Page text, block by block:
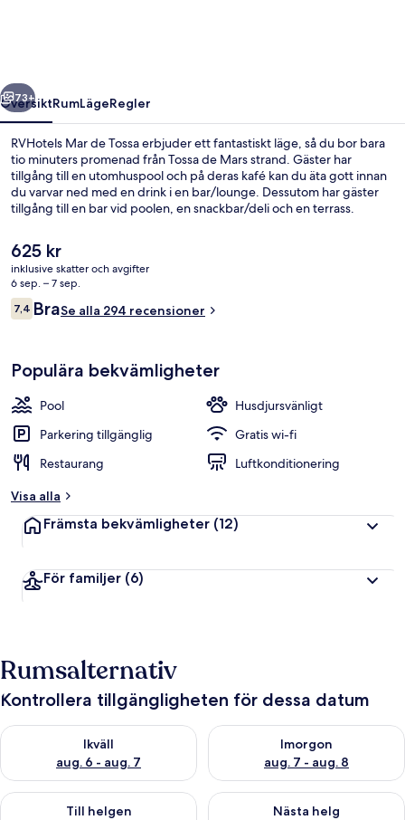
Nästa
73+
ÖversiktRumLägeRegler
RVHotels Mar de Tossa erbjuder ett fantastiskt läge, så du bor bara
tio minuters promenad från Tossa de Mars strand. Gäster har
tillgång till en utomhuspool och på deras kafé kan du äta gott innan
du varvar ned med en drink i en bar/lounge. Dessutom har gäster
tillgång till en bar vid poolen, en snackbar/deli och en terrass.
Det
nuvarande
priset
är
625 kr
625 kr
inklusive skatter och avgifter
6 sep. – 7 sep.
Recensioner
7,47,4 av 10,
BraSe alla 294 recensioner
Populära bekvämligheter
Pool
Husdjursvänligt
Parkering tillgänglig
Gratis wi-fi
Restaurang
Luftkonditionering
Visa alla
Främsta bekvämligheter (12)
För familjer (6)
Rumsalternativ
Kontrollera tillgängligheten för dessa datum
Ikväll
aug. 6 - aug. 7
Kontrollera tillgängligheten för ikväll aug. 6 - aug. 7
Imorgon
aug. 7 - aug. 8
Kontrollera tillgängligheten
Till helgen
Kontrollera tillgängligheten för den här helgen aug. 7 - aug. 9
Nästa helg
Kontrollera tillgängligheten